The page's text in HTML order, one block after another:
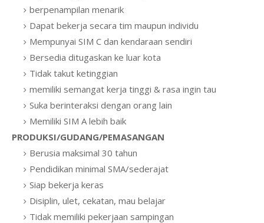
berpenampilan menarik
Dapat bekerja secara tim maupun individu
Mempunyai SIM C dan kendaraan sendiri
Bersedia ditugaskan ke luar kota
Tidak takut ketinggian
memiliki semangat kerja tinggi & rasa ingin tau
Suka berinteraksi dengan orang lain
Memiliki SIM A lebih baik
PRODUKSI/GUDANG/PEMASANGAN
Berusia maksimal 30 tahun
Pendidikan minimal SMA/sederajat
Siap bekerja keras
Disiplin, ulet, cekatan, mau belajar
Tidak memiliki pekerjaan sampingan